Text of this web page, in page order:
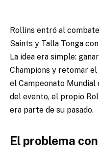
Rollins entró al combate
Saints y Talla Tonga
La idea era simple:
Champions y retomar el
el Campeonato Mundial
del evento, el propio
era parte de su pasado.
El problema